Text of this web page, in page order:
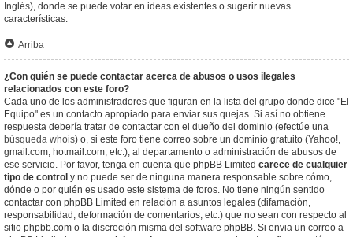
Inglés), donde se puede votar en ideas existentes o sugerir nuevas
características.
Arriba
¿Con quién se puede contactar acerca de abusos o usos ilegales
relacionados con este foro?
Cada uno de los administradores que figuran en la lista del grupo donde dice "El
Equipo" es un contacto apropiado para enviar sus quejas. Si así no obtiene
respuesta debería tratar de contactar con el dueño del dominio (efectúe una
búsqueda whois) o, si este foro tiene correo sobre un dominio gratuito (Yahoo!,
gmail.com, hotmail.com, etc.), al departamento o administración de abusos de
ese servicio. Por favor, tenga en cuenta que phpBB Limited carece de cualquier
tipo de control y no puede ser de ninguna manera responsable sobre cómo,
dónde o por quién es usado este sistema de foros. No tiene ningún sentido
contactar con phpBB Limited en relación a asuntos legales (difamación,
responsabilidad, deformación de comentarios, etc.) que no sean con respecto al
sitio phpbb.com o la discreción misma del software phpBB. Si envia un correo a